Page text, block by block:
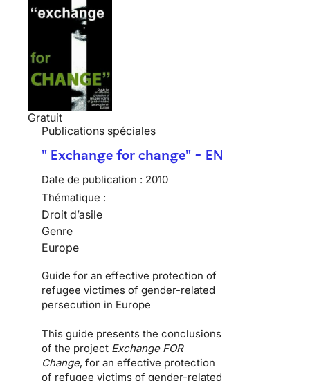
Gratuit
Publications spéciales
" Exchange for change" - EN
Date de publication : 2010
Thématique :
Droit d’asile
Genre
Europe
Guide for an effective protection of
refugee victimes of gender-related
persecution in Europe
This guide presents the conclusions
of the project Exchange FOR
Change, for an effective protection
of refugee victims of gender-related